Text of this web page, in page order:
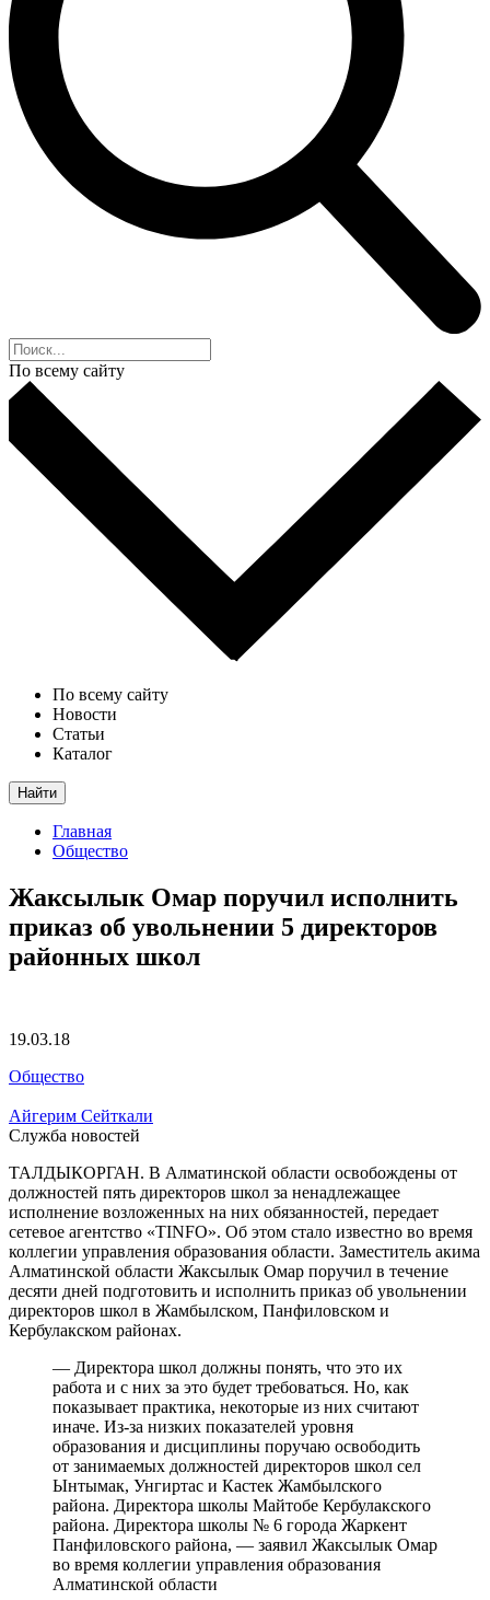
По всему сайту
По всему сайту
Новости
Статьи
Каталог
Найти
Главная
Общество
Жаксылык Омар поручил исполнить
приказ об увольнении 5 директоров
районных школ
19.03.18
Общество
Айгерим Сейткали
Служба новостей
ТАЛДЫКОРГАН. В Алматинской области освобождены от
должностей пять директоров школ за ненадлежащее
исполнение возложенных на них обязанностей, передает
сетевое агентство «TINFO». Об этом стало известно во время
коллегии управления образования области. Заместитель акима
Алматинской области Жаксылык Омар поручил в течение
десяти дней подготовить и исполнить приказ об увольнении
директоров школ в Жамбылском, Панфиловском и
Кербулакском районах.
— Директора школ должны понять, что это их
работа и с них за это будет требоваться. Но, как
показывает практика, некоторые из них считают
иначе. Из-за низких показателей уровня
образования и дисциплины поручаю освободить
от занимаемых должностей директоров школ сел
Ынтымак, Унгиртас и Кастек Жамбылского
района. Директора школы Майтобе Кербулакского
района. Директора школы № 6 города Жаркент
Панфиловского района, — заявил Жаксылык Омар
во время коллегии управления образования
Алматинской области